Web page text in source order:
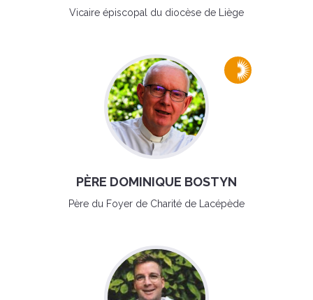
Vicaire épiscopal du diocèse de Liège
PÈRE DOMINIQUE BOSTYN
Père du Foyer de Charité de Lacépède